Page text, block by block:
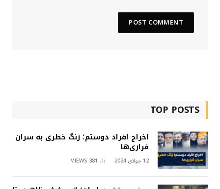
TOP POSTS
اخراج افراد دوستم؛ زنگ خطری به سران
فراری‌ها
12 جولای 2024 381
VIEWS